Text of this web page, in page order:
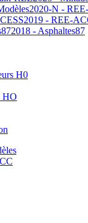
2020-N -
2019 - REE-
2018 - Asphaltes87
H0
HO